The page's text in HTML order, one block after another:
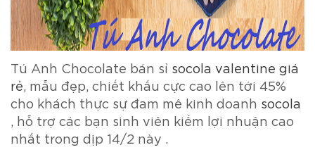
Tú Anh Chocolate bán sỉ socola valentine giá
rẻ, mẫu đẹp, chiết khấu cực cao lên tới 45%
cho khách thực sự đam mê kinh doanh socola
, hỗ trợ các bạn sinh viên kiếm lợi nhuận cao
nhất trong dịp 14/2 này .